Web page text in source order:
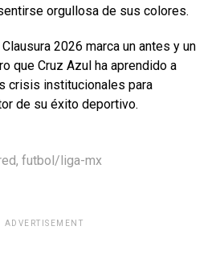
orgullosa de sus colores.
2026 marca un antes y un
que Cruz Azul ha aprendido a
crisis institucionales para
de su éxito deportivo.
, futbol/liga-mx
ADVERTISEMENT